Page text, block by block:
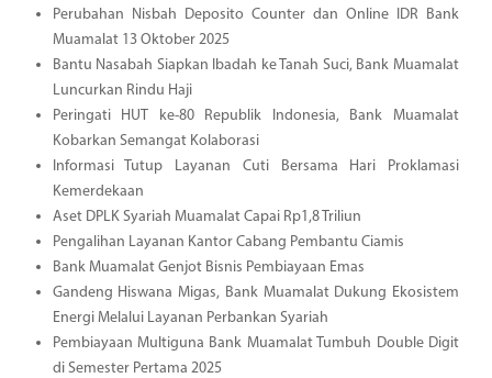
Perubahan Nisbah Deposito Counter dan Online IDR Bank
Muamalat 13 Oktober 2025
Bantu Nasabah Siapkan Ibadah ke Tanah Suci, Bank Muamalat
Luncurkan Rindu Haji
Peringati HUT ke-80 Republik Indonesia, Bank Muamalat
Kobarkan Semangat Kolaborasi
Informasi Tutup Layanan Cuti Bersama Hari Proklamasi
Kemerdekaan
Aset DPLK Syariah Muamalat Capai Rp1,8 Triliun
Pengalihan Layanan Kantor Cabang Pembantu Ciamis
Bank Muamalat Genjot Bisnis Pembiayaan Emas
Gandeng Hiswana Migas, Bank Muamalat Dukung Ekosistem
Energi Melalui Layanan Perbankan Syariah
Pembiayaan Multiguna Bank Muamalat Tumbuh Double Digit
di Semester Pertama 2025